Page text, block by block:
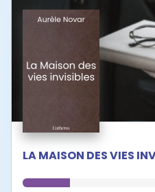
LA MAISON DES VIES